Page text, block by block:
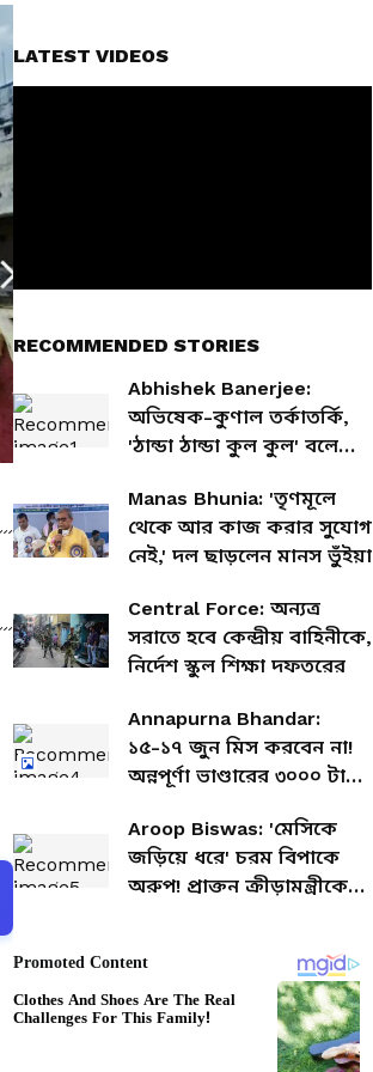
LATEST VIDEOS
RECOMMENDED STORIES
Abhishek Banerjee:
অভিষেক-কুণাল তর্কাতর্কি,
'ঠান্ডা ঠান্ডা কুল কুল' বলে
Manas Bhunia: 'তৃণমূলে
থেকে আর কাজ করার সুযোগ
নেই,' দল ছাড়লেন মানস ভুঁইয়া
Central Force: অন্যত্র
সরাতে হবে কেন্দ্রীয় বাহিনীকে,
নির্দেশ স্কুল শিক্ষা দফতরের
Annapurna Bhandar:
১৫-১৭ জুন মিস করবেন না!
অন্নপূর্ণা ভাণ্ডারের ৩০০০ টাকা
Aroop Biswas: 'মেসিকে
জড়িয়ে ধরে' চরম বিপাকে
অরুপ! প্রাক্তন ক্রীড়ামন্ত্রীকে